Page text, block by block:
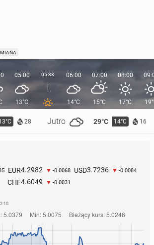
28 Jutro 29°C 14°C 16
05:00
13°C
05:33 06:00
14°C
07:00
15°C
08:00
17°C
EUR4.2982 -0.0068 USD3.7236 -0.0084
CHF4.6049 -0.0031